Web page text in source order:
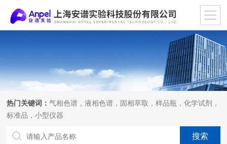
热门关键词：气相色谱，液相色谱，固相萃取，样品瓶，化学试剂，
标准品，小型仪器